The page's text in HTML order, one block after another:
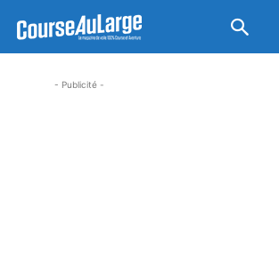
- Publicité -